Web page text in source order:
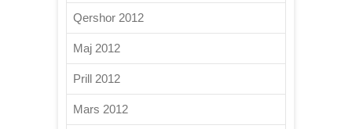
Qershor 2012
Maj 2012
Prill 2012
Mars 2012